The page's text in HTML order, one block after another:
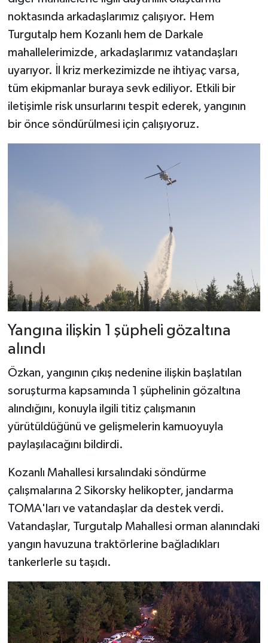
noktasında arkadaşlarımız çalışıyor. Hem
Turgutalp hem Kozanlı hem de Darkale
mahallelerimizde, arkadaşlarımız vatandaşları
uyarıyor. İl kriz merkezimizde ne ihtiyaç varsa,
tüm ekipmanlar buraya sevk ediliyor. Etkili bir
iletişimle risk unsurlarını tespit ederek, yangının
bir önce söndürülmesi için çalışıyoruz.
Yangına ilişkin 1 şüpheli gözaltına
alındı
Özkan, yangının çıkış nedenine ilişkin başlatılan
soruşturma kapsamında 1 şüphelinin gözaltına
alındığını, konuyla ilgili titiz çalışmanın
yürütüldüğünü ve gelişmelerin kamuoyuyla
paylaşılacağını bildirdi.
Kozanlı Mahallesi kırsalındaki söndürme
çalışmalarına 2 Sikorsky helikopter, jandarma
TOMA'ları ve vatandaşlar da destek verdi.
Vatandaşlar, Turgutalp Mahallesi orman alanındaki
yangın havuzuna traktörlerine bağladıkları
tankerlerle su taşıdı.